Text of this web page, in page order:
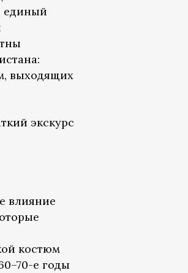
единый
выходящих
экскурс
влияние
костюм
е годы